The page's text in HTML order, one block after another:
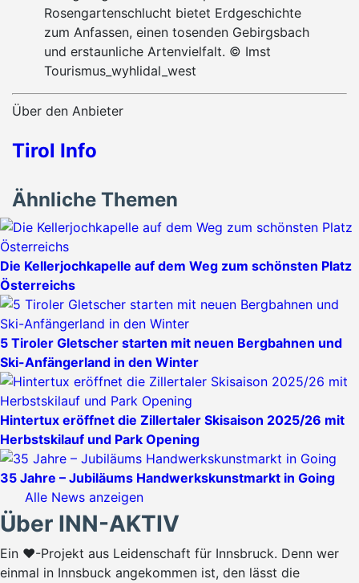
Rosengartenschlucht bietet Erdgeschichte
zum Anfassen, einen tosenden Gebirgsbach
und erstaunliche Artenvielfalt. © Imst
Tourismus_wyhlidal_west
Über den Anbieter
Tirol Info
Ähnliche Themen
Die Kellerjochkapelle auf dem Weg zum schönsten Platz
Österreichs
5 Tiroler Gletscher starten mit neuen Bergbahnen und
Ski-Anfängerland in den Winter
Hintertux eröffnet die Zillertaler Skisaison 2025/26 mit
Herbstskilauf und Park Opening
35 Jahre – Jubiläums Handwerkskunstmarkt in Going
Alle News anzeigen
Über INN-AKTIV
Ein ♥-Projekt aus Leidenschaft für Innsbruck. Denn wer
einmal in Innsbuck angekommen ist, den lässt die